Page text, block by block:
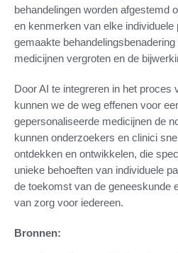
behandelingen worden afgestemd
en kenmerken van elke individuele
gemaakte
medicijnen vergroten en de
Door AI te integreren in het proces
kunnen we de weg effenen voor
gepersonaliseerde medicijnen de
kunnen onderzoekers en clinici
ontdekken en ontwikkelen, die
unieke behoeften van individuele
de toekomst van de geneeskunde
van zorg voor iedereen.
Bronnen: